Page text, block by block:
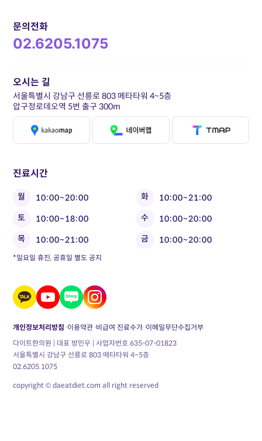
문의전화
02.6205.1075
진료시간
월 10:00~20:00 화
10:00~21:00
토
10:00~18:00 수
10:00~20:00
목
10:00~21:00 금 10:00~20:00
*일요일 휴진, 공휴일 별도 공지
오시는 길
서울특별시 강남구 선릉로 803 메타타워 4~5층
압구정로데오역 5번 출구 300m
개인정보처리방침 이용약관 비급여 진료수가 이메일무단수집거부
다이트한의원 | 대표 방민우 | 사업자번호 635-07-01823
서울특별시 강남구 선릉로 803 메타타워 4~5층
02.6205.1075
copyright © daeatdiet.com all right reserved